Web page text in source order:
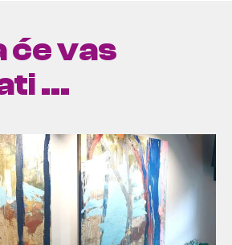
će vas
...